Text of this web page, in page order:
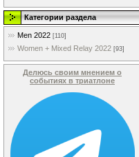
Категории раздела
Men 2022 [110]
Women + Mixed Relay 2022 [93]
Делюсь своим мнением о
событиях в триатлоне